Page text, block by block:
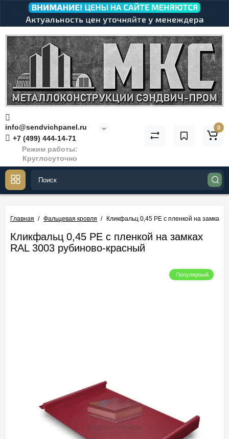
info@sendvichpanel.ru
+7 (499) 444-14-71
Режим работы:
Круглосуточно
0
Главная Фальцевая кровля Кликфальц 0,45 PE с пленкой на замках
Кликфальц 0,45 PE с пленкой на замках
RAL 3003 рубиново-красный
Популярный